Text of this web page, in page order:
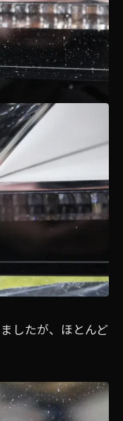
したが、ほとんど